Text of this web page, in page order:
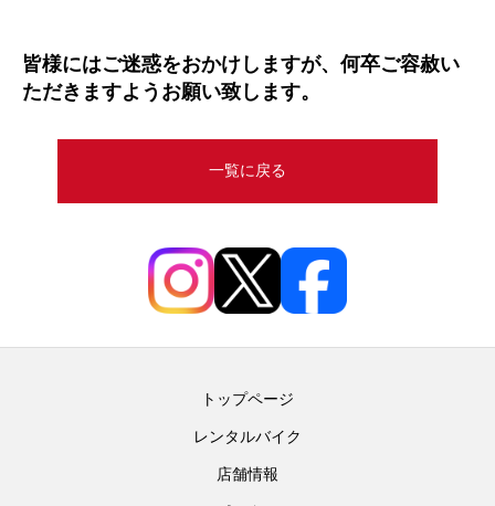
皆様にはご迷惑をおかけしますが、何卒ご容赦い
ただきますようお願い致します。
一覧に戻る
トップページ
レンタルバイク
店舗情報